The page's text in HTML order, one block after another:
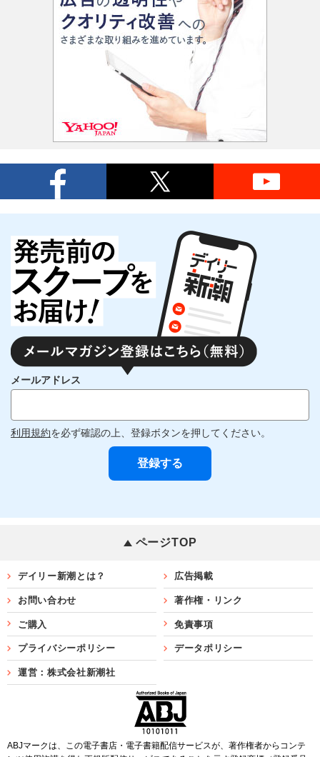
メールアドレス
利用規約を必ず確認の上、登録ボタンを押してください。
ページTOP
デイリー新潮とは？ 広告掲載
お問い合わせ 著作権・リンク
ご購入 免責事項
プライバシーポリシー データポリシー
運営：株式会社新潮社
ABJマークは、この電子書店・電子書籍配信サービスが、著作権者からコンテ